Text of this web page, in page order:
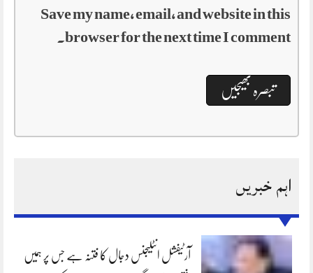
Save my name, email, and website in this
browser for the next time I comment.
اہم خبریں
آرٹیفشل انٹلیجنس دجال کا فتنہ ہے جس پر ہمیں